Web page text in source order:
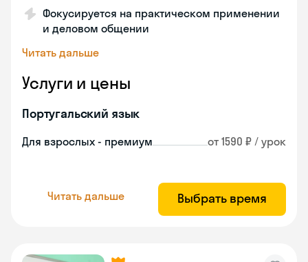
Фокусируется на практическом применении
и деловом общении
Читать дальше
Услуги и цены
Португальский язык
Для взрослых - премиум от 1590 ₽ / урок
Читать дальше Выбрать время